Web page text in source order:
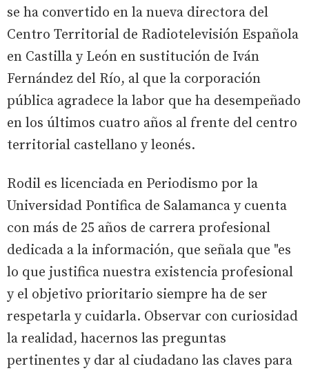
se ha convertido en la nueva directora del
Centro Territorial de Radiotelevisión Española
en Castilla y León en sustitución de Iván
Fernández del Río, al que la corporación
pública agradece la labor que ha desempeñado
en los últimos cuatro años al frente del centro
territorial castellano y leonés.
Rodil es licenciada en Periodismo por la
Universidad Pontifica de Salamanca y cuenta
con más de 25 años de carrera profesional
dedicada a la información, que señala que "es
lo que justifica nuestra existencia profesional
y el objetivo prioritario siempre ha de ser
respetarla y cuidarla. Observar con curiosidad
la realidad, hacernos las preguntas
pertinentes y dar al ciudadano las claves para